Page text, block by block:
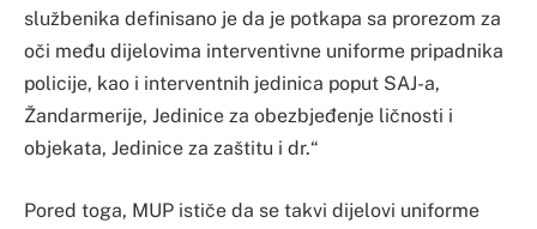
službenika definisano je da je potkapa sa prorezom za
oči među dijelovima interventivne uniforme pripadnika
policije, kao i interventnih jedinica poput SAJ-a,
Žandarmerije, Jedinice za obezbjeđenje ličnosti i
objekata, Jedinice za zaštitu i dr.“
Pored toga, MUP ističe da se takvi dijelovi uniforme